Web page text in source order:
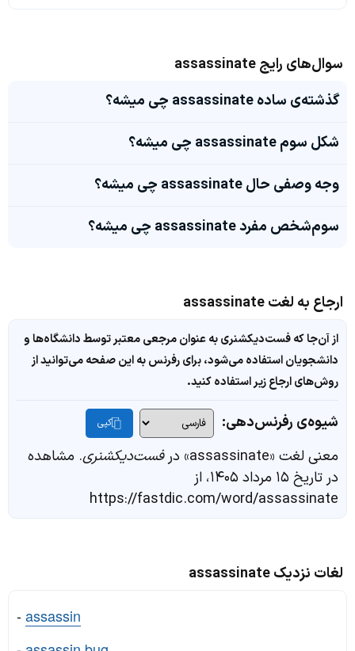
سوال‌های رایج assassinate
گذشته‌ی ساده assassinate چی میشه؟
شکل سوم assassinate چی میشه؟
وجه وصفی حال assassinate چی میشه؟
سوم‌شخص مفرد assassinate چی میشه؟
ارجاع به لغت assassinate
از آن‌جا که فست‌دیکشنری به عنوان مرجعی معتبر توسط دانشگاه‌ها و
دانشجویان استفاده می‌شود، برای رفرنس به این صفحه می‌توانید از
روش‌های ارجاع زیر استفاده کنید.
شیوه‌ی رفرنس‌دهی: کپی
معنی لغت «assassinate» در فست‌دیکشنری. مشاهده
در تاریخ ۱۵ مرداد ۱۴۰۵، از
https://fastdic.com/word/assassinate
لغات نزدیک assassinate
-assassin